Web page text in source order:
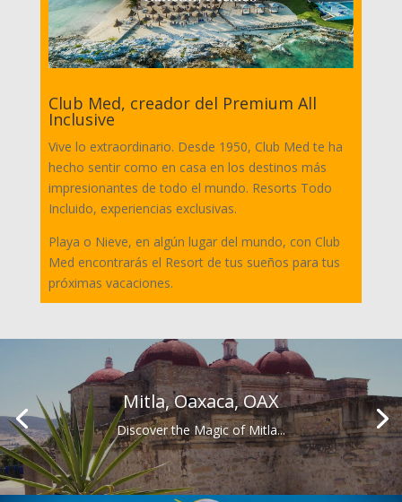
Club Med, creador del Premium All
Inclusive
Vive lo extraordinario. Desde 1950, Club Med te ha
hecho sentir como en casa en los destinos más
impresionantes de todo el mundo. Resorts Todo
Incluido, experiencias exclusivas.
Playa o Nieve, en algún lugar del mundo, con Club
Med encontrarás el Resort de tus sueños para tus
próximas vacaciones.
Mitla, Oaxaca, OAX
Discover the Magic of Mitla...